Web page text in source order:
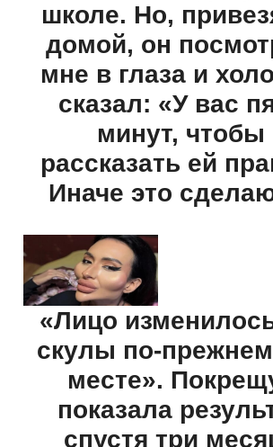
школе. Но,
домой, он
мне в глаза и
сказал: «У вас
минут, чтобы
рассказать ей
Иначе это
«Лицо
скулы по-
месте».
показала
спустя три